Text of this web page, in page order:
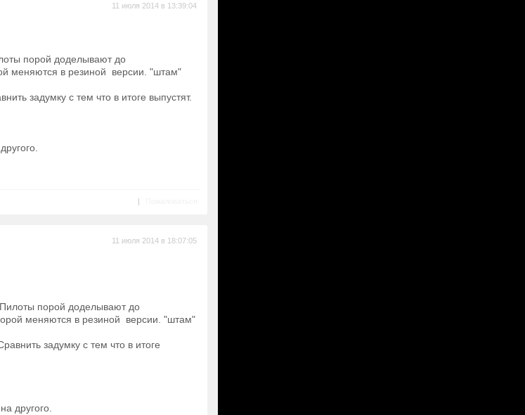
11 июля 2014 в 13:39:04
порой доделывают до
меняются в резиной версии. "штам"
задумку с тем что в итоге выпустят.
|
11 июля 2014 в 18:07:05
порой доделывают до
меняются в резиной версии. "штам"
задумку с тем что в итоге
другого.